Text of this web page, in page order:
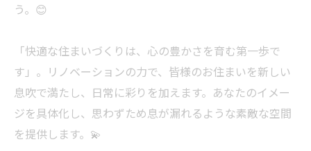
う。😊
「快適な住まいづくりは、心の豊かさを育む第一歩で
す」。リノベーションの力で、皆様のお住まいを新しい
息吹で満たし、日常に彩りを加えます。あなたのイメー
ジを具体化し、思わずため息が漏れるような素敵な空間
を提供します。💫